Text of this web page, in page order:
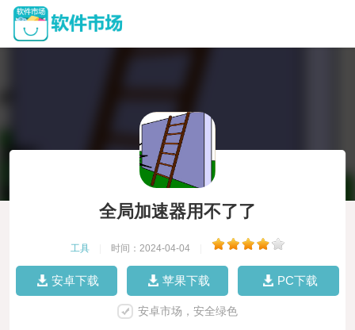
全局加速器用不了了
工具 时间：2024-04-04
安卓下载 苹果下载 PC下载
安卓市场，安全绿色